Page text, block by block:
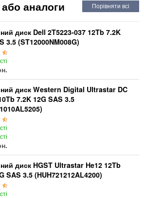
аналоги
диск Dell 2T5223-037 12Tb 7.2K
3.5 (ST12000NM008G)
диск Western Digital Ultrastar DC
7.2K 12G SAS 3.5
диск HGST Ultrastar He12 12Tb
SAS 3.5 (HUH721212AL4200)